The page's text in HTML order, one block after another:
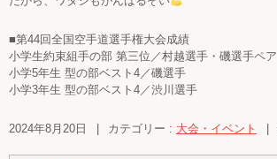
■第44回全国空手道選手権大会成績
小学生約束組手の部 第三位／村越選手・磯選手ペア
小学5年生 型の部ベスト4／磯選手
小学3年生 型の部ベスト4／渋川選手
2024年8月20日 カテゴリー : 大会・イベント